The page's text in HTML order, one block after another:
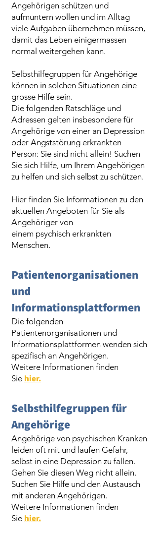
Angehörigen schützen und
aufmuntern wollen und im Alltag
viele Aufgaben übernehmen müssen,
damit das Leben einigermassen
normal weitergehen kann.
Selbsthilfegruppen für Angehörige
können in solchen Situationen eine
grosse Hilfe sein.
Die folgenden Ratschläge und
Adressen gelten insbesondere für
Angehörige von einer an Depression
oder Angststörung erkrankten
Person: Sie sind nicht allein! Suchen
Sie sich Hilfe, um Ihrem Angehörigen
zu helfen und sich selbst zu schützen.
Hier finden Sie Informationen zu den
aktuellen Angeboten für Sie als
Angehöriger von
einem psychisch erkrankten
Menschen.
Patientenorganisationen
und
Informationsplattformen
Die folgenden
Patientenorganisationen und
Informationsplattformen wenden sich
spezifisch an Angehörigen.
Weitere Informationen finden
Sie hier.
Selbsthilfegruppen für
Angehörige
Angehörige von psychischen Kranken
leiden oft mit und laufen Gefahr,
selbst in eine Depression zu fallen.
Gehen Sie diesen Weg nicht allein.
Suchen Sie Hilfe und den Austausch
mit anderen Angehörigen.
Weitere Informationen finden
Sie hier.